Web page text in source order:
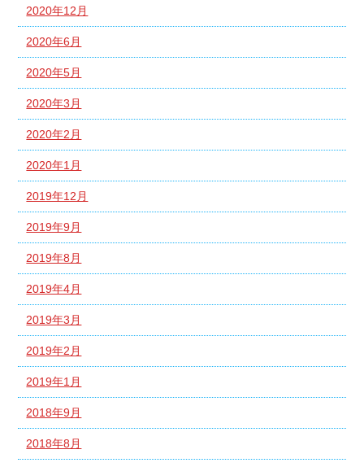
2020年12月
2020年6月
2020年5月
2020年3月
2020年2月
2020年1月
2019年12月
2019年9月
2019年8月
2019年4月
2019年3月
2019年2月
2019年1月
2018年9月
2018年8月